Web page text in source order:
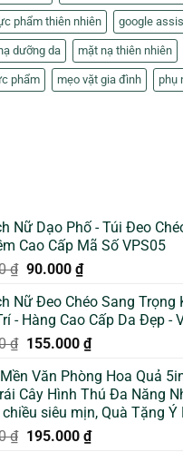
phẩm thiên nhiên google
dưỡng da mặt nạ thiên nhiên
phẩm mẹo vặt gia đình phụ
Nữ Dạo Phố - Túi Đeo
Cao Cấp Mã Số VPS05
₫ Giá
là:
150.000 ₫.
90.000 ₫Giá
tại
là:
90.000 ₫.
Nữ Đeo Chéo Sang Trọng
- Hàng Cao Cấp Da Đẹp -
₫ Giá
là:
199.000 ₫.
155.000 ₫Giá
tại
là:
155.000 ₫.
Văn Phòng Hoa Quả
Cây Hình Thú Đa Năng
siêu mịn, Quà Tặng Ý
₫ Giá
195.000 ₫Giá